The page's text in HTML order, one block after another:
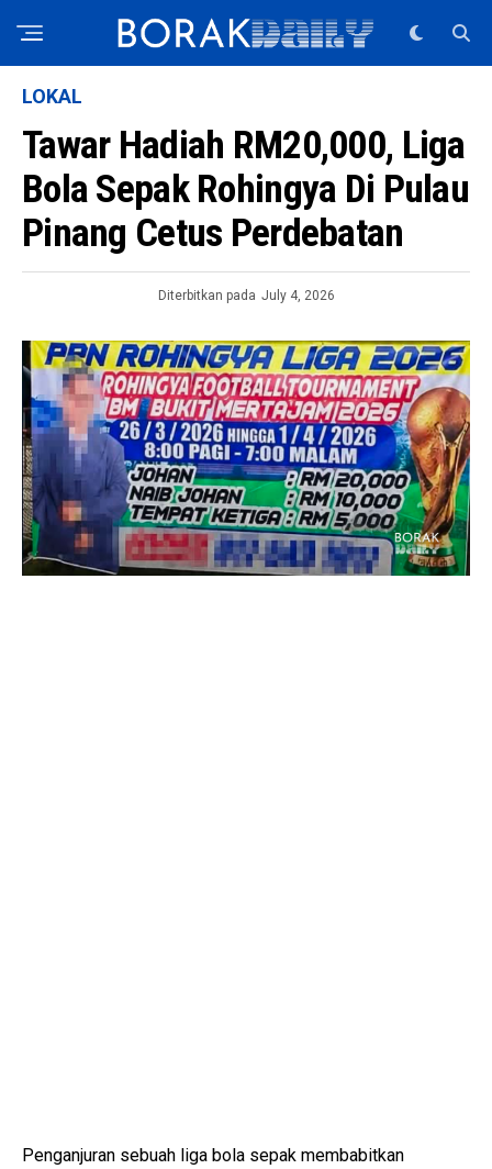
LOKAL
Tawar Hadiah RM20,000, Liga
Bola Sepak Rohingya Di Pulau
Pinang Cetus Perdebatan
Diterbitkan pada July 4, 2026
Penganjuran sebuah liga bola sepak membabitkan